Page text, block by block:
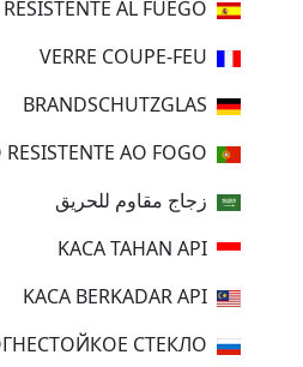
زجاج مقاوم للحريق